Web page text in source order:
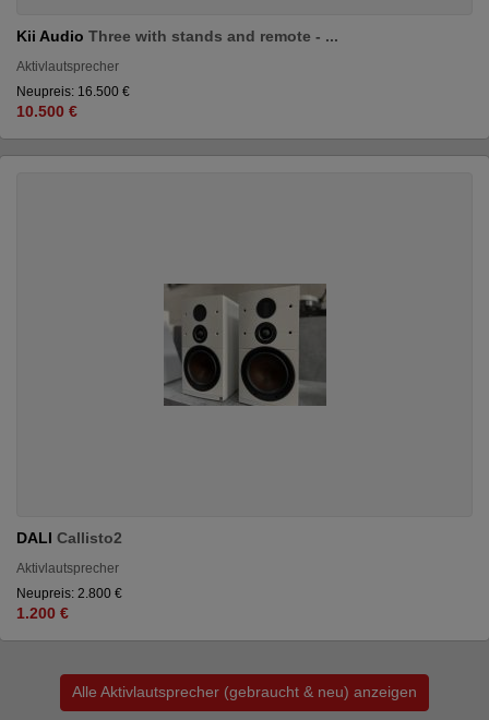
Kii Audio Three with stands and remote - ...
Aktivlautsprecher
Neupreis: 16.500 €
10.500 €
DALI Callisto2
Aktivlautsprecher
Neupreis: 2.800 €
1.200 €
Alle Aktivlautsprecher (gebraucht & neu) anzeigen